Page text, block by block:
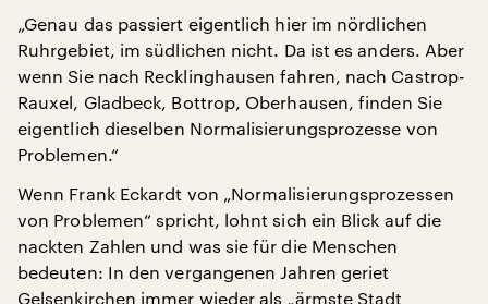
„Genau das passiert eigentlich hier im nördlichen
Ruhrgebiet, im südlichen nicht. Da ist es anders. Aber
wenn Sie nach Recklinghausen fahren, nach Castrop-
Rauxel, Gladbeck, Bottrop, Oberhausen, finden Sie
eigentlich dieselben Normalisierungsprozesse von
Problemen.“
Wenn Frank Eckardt von „Normalisierungsprozessen
von Problemen“ spricht, lohnt sich ein Blick auf die
nackten Zahlen und was sie für die Menschen
bedeuten: In den vergangenen Jahren geriet
Gelsenkirchen immer wieder als „ärmste Stadt